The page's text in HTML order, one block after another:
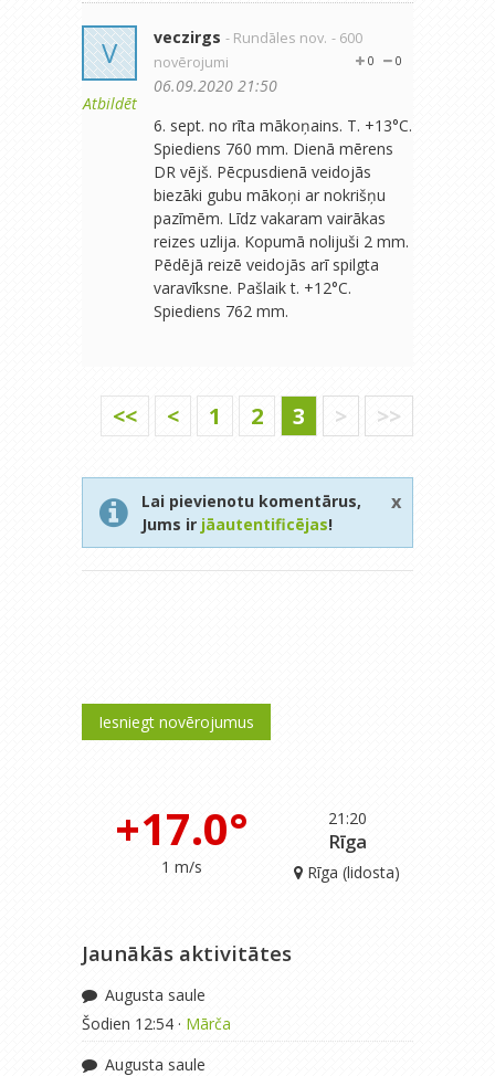
V
Atbildēt
veczirgs - Rundāles nov. - 600
novērojumi
0
0
06.09.2020 21:50
6. sept. no rīta mākoņains. T. +13°C.
Spiediens 760 mm. Dienā mērens
DR vējš. Pēcpusdienā veidojās
biezāki gubu mākoņi ar nokrišņu
pazīmēm. Līdz vakaram vairākas
reizes uzlija. Kopumā nolijuši 2 mm.
Pēdējā reizē veidojās arī spilgta
varavīksne. Pašlaik t. +12°C.
Spiediens 762 mm.
<< < 1 2 3 > >>
Lai pievienotu komentārus,
Jums ir jāautentificējas!
x
Iesniegt novērojumus
21:20
+17.0°
1 m/s
Rīga
Rīga (lidosta)
Jaunākās aktivitātes
Augusta saule
Šodien 12:54 · Mārča
Augusta saule